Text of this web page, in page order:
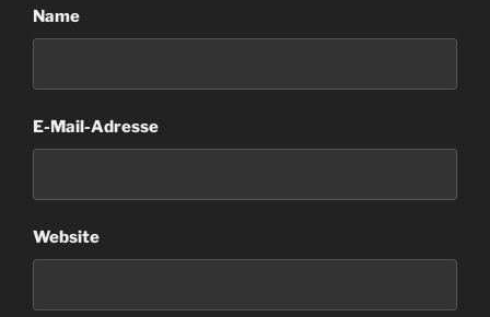
Name
E-Mail-Adresse
Website